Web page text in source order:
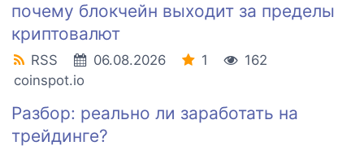
почему блокчейн выходит за пределы
криптовалют
RSS 06.08.2026 1
162
coinspot.io
Разбор: реально ли заработать на
трейдинге?